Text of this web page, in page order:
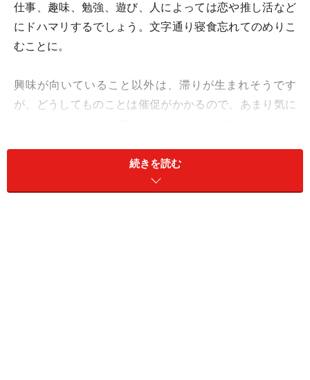
仕事、趣味、勉強、遊び、人によっては恋や推し活など
にドハマリするでしょう。文字通り寝食忘れてのめりこ
むことに。
興味が向いていること以外は、滞りが生まれそうです
が、どうしてものことは催促がかかるので、あまり気に
続きを読む